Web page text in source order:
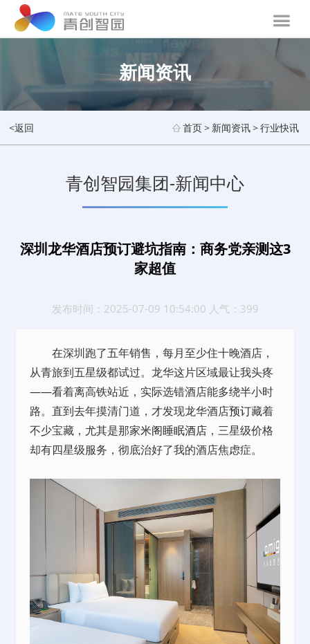
新闻资讯
<返回 首页> 新闻资讯>行业快讯
青创智园集团-新闻中心
深圳龙华酒店预订避坑指南：商务党亲测这3
家超值
发布时间：2025-07-09 10:54:00 人气：399
在深圳跑了五年销售，每月至少住十晚酒店，
从青旅到五星级都试过。龙华这片区域最让我头疼
——看着离高铁站近，实际选错酒店能多绕半小时
路。直到去年摸清门道，才发现龙华酒店预订藏着
不少宝藏，尤其是那家米阁睡眠酒店 ，三星级价格
却有四星级服务，彻底治好了我的酒店焦虑症。